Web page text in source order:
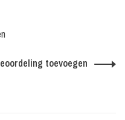
toevoegen